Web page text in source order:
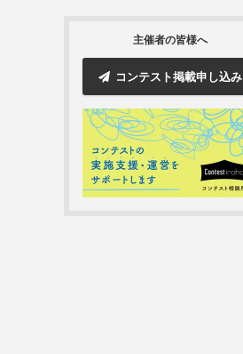
主催者の皆様へ
コンテスト掲載申し込み